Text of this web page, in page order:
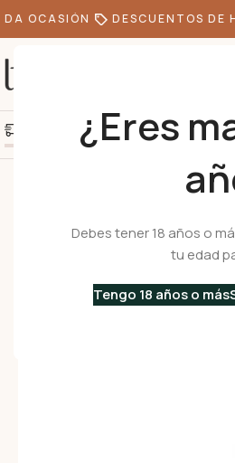
¿Eres
Debes tener 18 años o
tu edad
Tengo 18 años o más
OCASIÓN DESCUENTOS DE
Agrega S/300.00 más y obtén envío
De Café/De